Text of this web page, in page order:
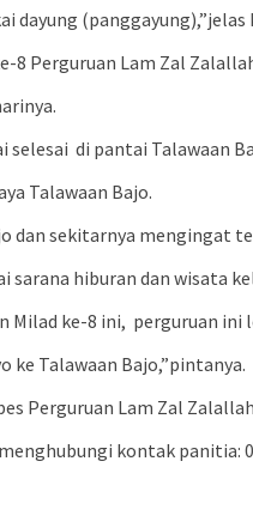
8 Perguruan Lam Zal
di pantai Talawaan
Talawaan Bajo.
sekitarnya mengingat
hiburan dan wisata
ke-8 ini, perguruan
ke Talawaan Bajo,”pintanya.
Perguruan Lam Zal
kontak panitia: